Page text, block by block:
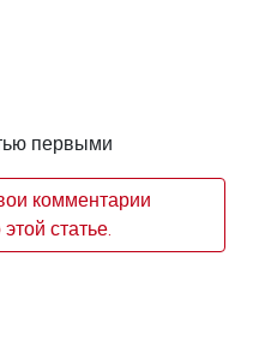
первыми
комментарии
статье.